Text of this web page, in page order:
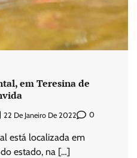
em Teresina de
22 De Janeiro De 2022 0
está localizada em
estado, na […]